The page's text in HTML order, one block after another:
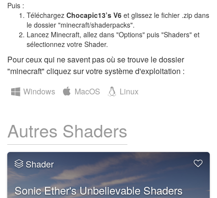
Puis :
Téléchargez Chocapic13’s V6 et glissez le fichier .zip dans
le dossier "minecraft/shaderpacks".
Lancez Minecraft, allez dans "Options" puis "Shaders" et
sélectionnez votre Shader.
Pour ceux qui ne savent pas où se trouve le dossier
"minecraft" cliquez sur votre système d'exploitation :
Windows
MacOS Linux
Autres Shaders
Shader
Sonic Ether's Unbelievable Shaders